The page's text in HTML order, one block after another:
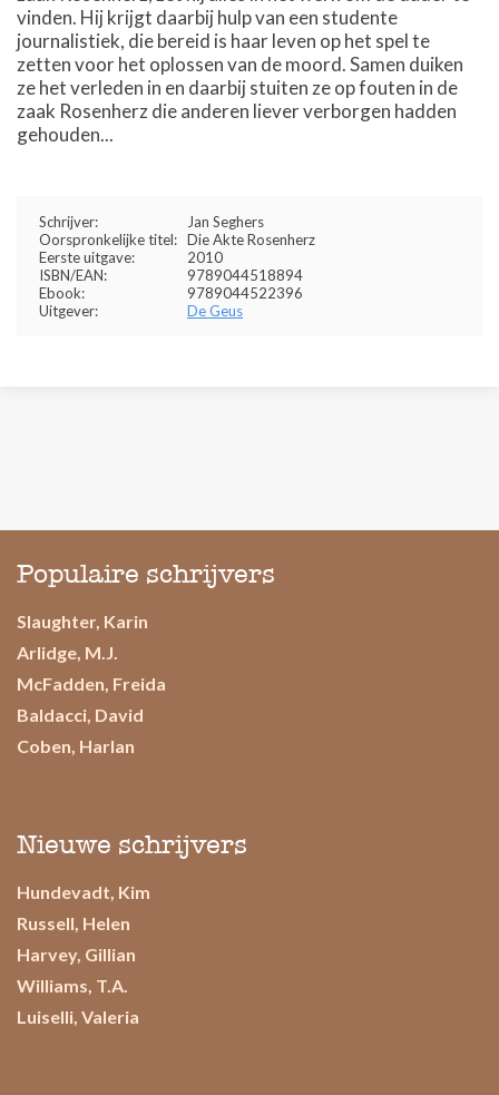
vinden. Hij krijgt daarbij hulp van een studente
journalistiek, die bereid is haar leven op het spel te
zetten voor het oplossen van de moord. Samen duiken
ze het verleden in en daarbij stuiten ze op fouten in de
zaak Rosenherz die anderen liever verborgen hadden
gehouden...
Schrijver:
Jan Seghers
Oorspronkelijke titel: Die Akte Rosenherz
Eerste uitgave:
2010
ISBN/EAN:
9789044518894
Ebook:
9789044522396
Uitgever:
De Geus
Populaire schrijvers
Slaughter, Karin
Arlidge, M.J.
McFadden, Freida
Baldacci, David
Coben, Harlan
Nieuwe schrijvers
Hundevadt, Kim
Russell, Helen
Harvey, Gillian
Williams, T.A.
Luiselli, Valeria